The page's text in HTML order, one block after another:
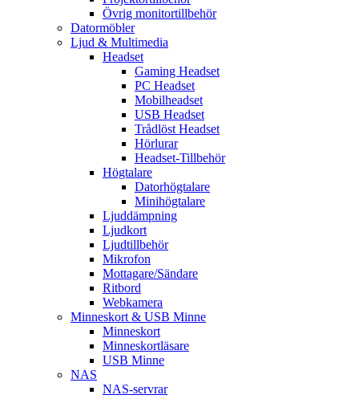
Övrig monitortillbehör
Datormöbler
Ljud & Multimedia
Headset
Gaming Headset
PC Headset
Mobilheadset
USB Headset
Trådlöst Headset
Hörlurar
Headset-Tillbehör
Högtalare
Datorhögtalare
Minihögtalare
Ljuddämpning
Ljudkort
Ljudtillbehör
Mikrofon
Mottagare/Sändare
Ritbord
Webkamera
Minneskort & USB Minne
Minneskort
Minneskortläsare
USB Minne
NAS
NAS-servrar